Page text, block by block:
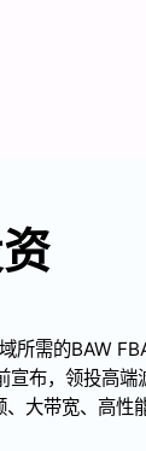
所需的BAW
宣布，领投高端
大带宽、高性